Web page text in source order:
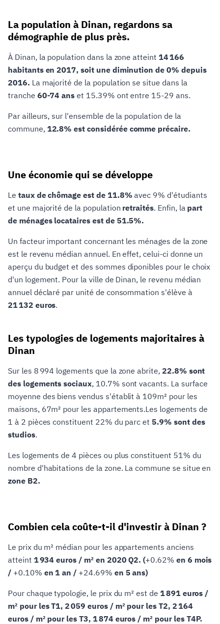
La population à Dinan, regardons sa
démographie de plus près.
À Dinan, la population dans la zone atteint 14 166
habitants en 2017, soit une diminution de 0% depuis
2016. La majorité de la population se situe dans la
tranche 60-74 ans et 15.39% ont entre 15-29 ans.
Par ailleurs, sur l'ensemble de la population de la
commune, 12.8% est considérée comme précaire.
Une économie qui se développe
Le taux de chômage est de 11.8% avec 9% d'étudiants
et une majorité de la population retraités. Enfin, la part
de ménages locataires est de 51.5%.
Un facteur important concernant les ménages de la zone
est le revenu médian annuel. En effet, celui-ci donne un
aperçu du budget et des sommes diponibles pour le choix
d'un logement. Pour la ville de Dinan, le revenu médian
annuel déclaré par unité de consommation s'élève à
21 132 euros.
Les typologies de logements majoritaires à
Dinan
Sur les 8 994 logements que la zone abrite, 22.8% sont
des logements sociaux, 10.7% sont vacants. La surface
moyenne des biens vendus s'établit à 109m² pour les
maisons, 67m² pour les appartements.Les logements de
1 à 2 pièces constituent 22% du parc et 5.9% sont des
studios.
Les logements de 4 pièces ou plus constituent 51% du
nombre d'habitations de la zone. La commune se situe en
zone B2.
Combien cela coûte-t-il d'investir à Dinan ?
Le prix du m² médian pour les appartements anciens
atteint 1 934 euros / m² en 2020 Q2. (+0.62% en 6 mois
/ +0.10% en 1 an / +24.69% en 5 ans)
Pour chaque typologie, le prix du m² est de 1 891 euros /
m² pour les T1, 2 059 euros / m² pour les T2, 2 164
euros / m² pour les T3, 1 874 euros / m² pour les T4P.